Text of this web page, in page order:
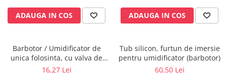
Geluri
Filtre antibacteriene si antivirale
Ochelari de protectie
Gel ECO
Cabluri EKG (10 fire)
ADAUGA IN COS ADAUGA IN COS
Barbotor / Umidificator de
unica folosinta, cu valva de
siguranta - OS/17-6
16,27 Lei
Tub silicon, furtun de imersie
pentru umidificator (barbotor)
60,50 Lei